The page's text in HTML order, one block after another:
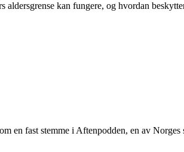
kan fungere, og hvordan
en fast stemme i Aftenpodden, en av Norges